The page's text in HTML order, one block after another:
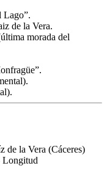
Lago”.
de la Vera.
morada del
de la Vera (Cáceres)
Longitud